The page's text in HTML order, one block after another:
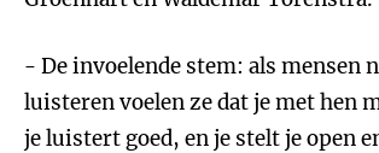
- De invoelende stem: als mensen
luisteren voelen ze dat je met hen
je luistert goed, en je stelt je open